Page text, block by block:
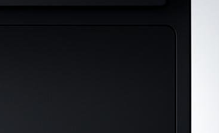
UE55U7000FUXZT, smart TV